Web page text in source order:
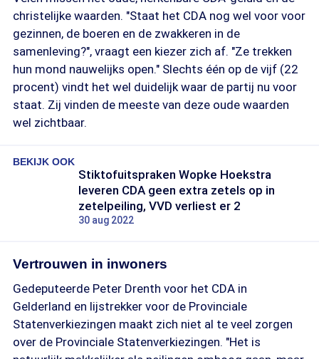
christelijke waarden. "Staat het CDA nog wel voor voor
gezinnen, de boeren en de zwakkeren in de
samenleving?", vraagt een kiezer zich af. "Ze trekken
hun mond nauwelijks open." Slechts één op de vijf (22
procent) vindt het wel duidelijk waar de partij nu voor
staat. Zij vinden de meeste van deze oude waarden
wel zichtbaar.
BEKIJK OOK
Stiktofuitspraken Wopke Hoekstra
leveren CDA geen extra zetels op in
zetelpeiling, VVD verliest er 2
30 aug 2022
Vertrouwen in inwoners
Gedeputeerde Peter Drenth voor het CDA in
Gelderland en lijstrekker voor de Provinciale
Statenverkiezingen maakt zich niet al te veel zorgen
over de Provinciale Statenverkiezingen. "Het is